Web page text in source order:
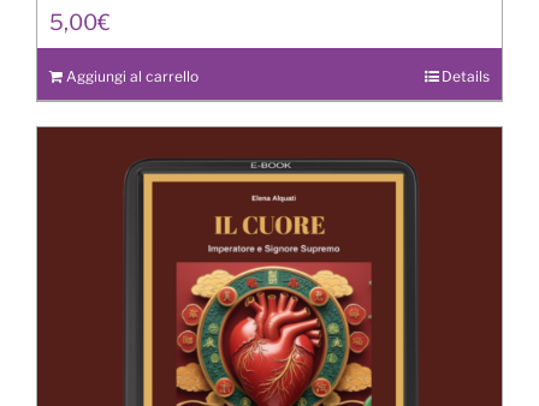
5,00€
Aggiungi al carrello Details